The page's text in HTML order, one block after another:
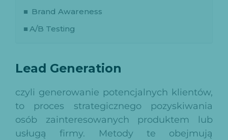
Brand Awareness
A/B Testing
Lead Generation
czyli generowanie potencjalnych klientów,
to proces strategicznego pozyskiwania
osób zainteresowanych produktem lub
usługą firmy. Metody te obejmują